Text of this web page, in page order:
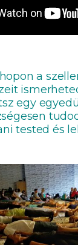
a
egy
tested és